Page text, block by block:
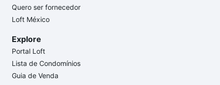
Quero ser fornecedor
Loft México
Explore
Portal Loft
Lista de Condomínios
Guia de Venda